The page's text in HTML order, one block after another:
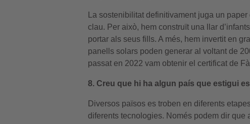
La sostenibilitat definitivament juga un
clau. Per això, hem construït una llar
portar als seus fills. A més, hem invertit en
panells solars poden generar al voltant de
passat en 2022 vam obtenir el certificat de
8. Creu que hi ha algun país que estigui
Diversos països es troben en diferents
diferents tecnologies. Només podem dir